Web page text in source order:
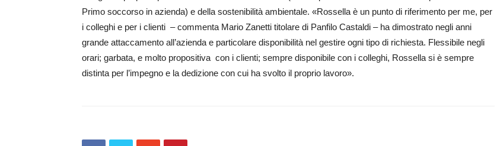
Primo soccorso in azienda) e della sostenibilità ambientale. «Rossella è un punto di riferimento per me, per
i colleghi e per i clienti – commenta Mario Zanetti titolare di Panfilo Castaldi – ha dimostrato negli anni
grande attaccamento all’azienda e particolare disponibilità nel gestire ogni tipo di richiesta. Flessibile negli
orari; garbata, e molto propositiva con i clienti; sempre disponibile con i colleghi, Rossella si è sempre
distinta per l’impegno e la dedizione con cui ha svolto il proprio lavoro».